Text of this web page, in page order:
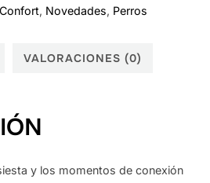
Confort, Novedades, Perros
VALORACIONES (0)
y los momentos de conexión